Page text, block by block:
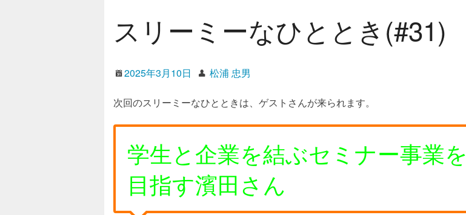
スリーミーなひととき(#31)
2025年3月10日 松浦 忠男
次回のスリーミーなひとときは、ゲストさんが来られます。
学生と企業を結ぶセミナー事業を
目指す濱田さん